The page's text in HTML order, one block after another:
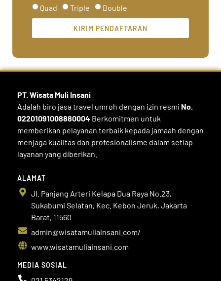
Quad
Triple Double
KIRIM PENDAFTARAN
PT. Wisata Muli Insani
Adalah biro jasa travel umroh dengan izin resmi No.
02201091008880004 Berkomitmen untuk
memberikan pelayanan terbaik kepada jamaah dengan
menjaga kualitas dan profesionalisme dalam setiap
layanan yang diberikan.
ALAMAT
Jl. Panjang Arteri Kelapa Dua Raya No.23,
Sukabumi Selatan, Kec. Kebon Jeruk, Jakarta
Barat, 11560
admin@wisatamuliainsani.com/
www.wisatamuliainsani.com
MEDIA SOSIAL